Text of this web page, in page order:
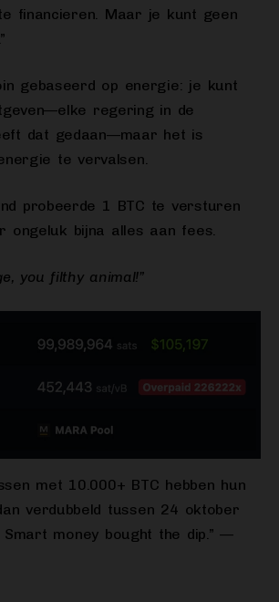
financieren. Maar je kunt geen
gebaseerd op energie: je kunt
regering in de
dat gedaan—maar het is
te vervalsen.
probeerde 1 BTC te versturen
ongeluk bijna alles aan fees.
you filthy animal!”
met 10.000+ BTC hebben hun
verdubbeld tussen 24 oktober
money bought the dip.” —